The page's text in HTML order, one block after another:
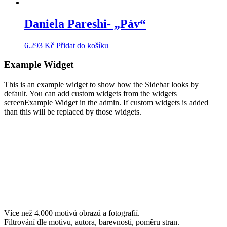
Daniela Pareshi- „Páv“
6.293 Kč Přidat do košíku
Example Widget
This is an example widget to show how the Sidebar looks by
default. You can add custom widgets from the widgets
screenExample Widget in the admin. If custom widgets is added
than this will be replaced by those widgets.
Více než 4.000 motivů obrazů a fotografií.
Filtrování dle motivu, autora, barevnosti, poměru stran.